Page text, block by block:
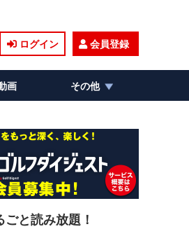
ログイン 会員登録
画 その他
と読み放題！